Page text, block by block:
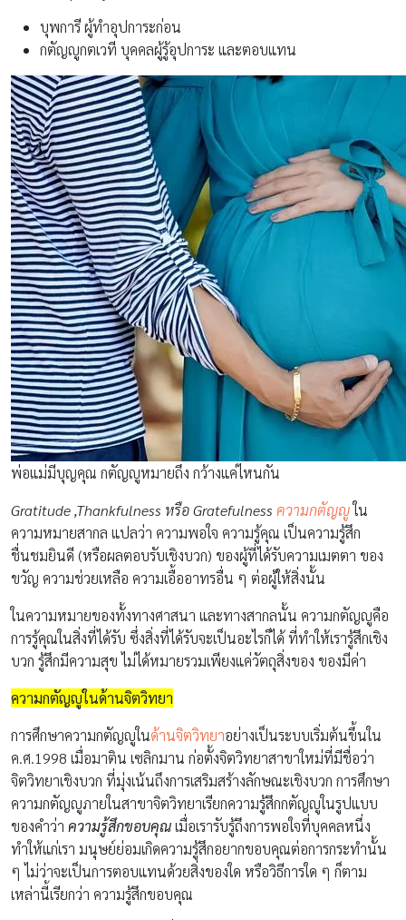
บุพการี ผู้ทำอุปการะก่อน
กตัญญูกตเวที บุคคลผู้รู้อุปการะ และตอบแทน
พ่อแม่มีบุญคุณ กตัญญูหมายถึง กว้างแค่ไหนกัน
Gratitude ,Thankfulness หรือ Gratefulness ความกตัญญูใน
ความหมายสากล แปลว่า ความพอใจ ความรู้คุณ เป็นความรู้สึก
ชื่นชมยินดี (หรือผลตอบรับเชิงบวก) ของผู้ที่ได้รับความเมตตา ของ
ขวัญ ความช่วยเหลือ ความเอื้ออาทรอื่น ๆ ต่อผู้ให้สิ่งนั้น
ในความหมายของทั้งทางศาสนา และทางสากลนั้น ความกตัญญูคือ
การรู้คุณในสิ่งที่ได้รับ ซึ่งสิ่งที่ได้รับจะเป็นอะไรก็ได้ ที่ทำให้เรารู้สึกเชิง
บวก รู้สึกมีความสุข ไม่ได้หมายรวมเพียงแค่วัตถุสิ่งของ ของมีค่า
ความกตัญญูในด้านจิตวิทยา
การศึกษาความกตัญญูในด้านจิตวิทยาอย่างเป็นระบบเริ่มต้นขึ้นใน
ค.ศ.1998 เมื่อมาติน เซลิกมาน ก่อตั้งจิตวิทยาสาขาใหม่ที่มีชื่อว่า
จิตวิทยาเชิงบวก ที่มุ่งเน้นถึงการเสริมสร้างลักษณะเชิงบวก การศึกษา
ความกตัญญูภายในสาขาจิตวิทยาเรียกความรู้สึกกตัญญูในรูปแบบ
ของคำว่า ความรู้สึกขอบคุณเมื่อเรารับรู้ถึงการพอใจที่บุคคลหนึ่ง
ทำให้แก่เรา มนุษย์ย่อมเกิดความรู้สึกอยากขอบคุณต่อการกระทำนั้น
ๆ ไม่ว่าจะเป็นการตอบแทนด้วยสิ่งของใด หรือวิธีการใด ๆ ก็ตาม
เหล่านี้เรียกว่า ความรู้สึกขอบคุณ